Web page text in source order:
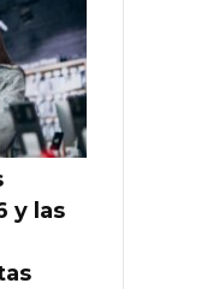
y las